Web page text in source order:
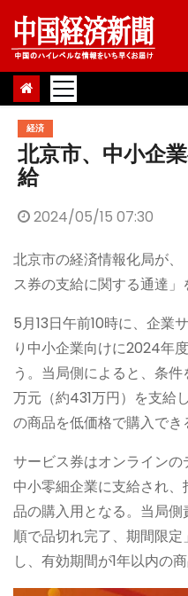
Skip
content
経済
北京市、中小企
給
2024/05/15 07:30
北京市の経済情報化局が
ス券の支給に関する通達」
5月13日午前10時に、企業
り中小企業向けに2024年
う。当局側によると、条
万元（約431万円）を支給
の商品を低価格で購入でき
サービス券はオンライン
中小零細企業に支給され
品の購入用となる。当局
順で品切れ完了、期間限
し、有効期間が1年以内の